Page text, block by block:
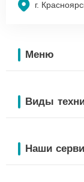
г.
Меню
Виды
Наши